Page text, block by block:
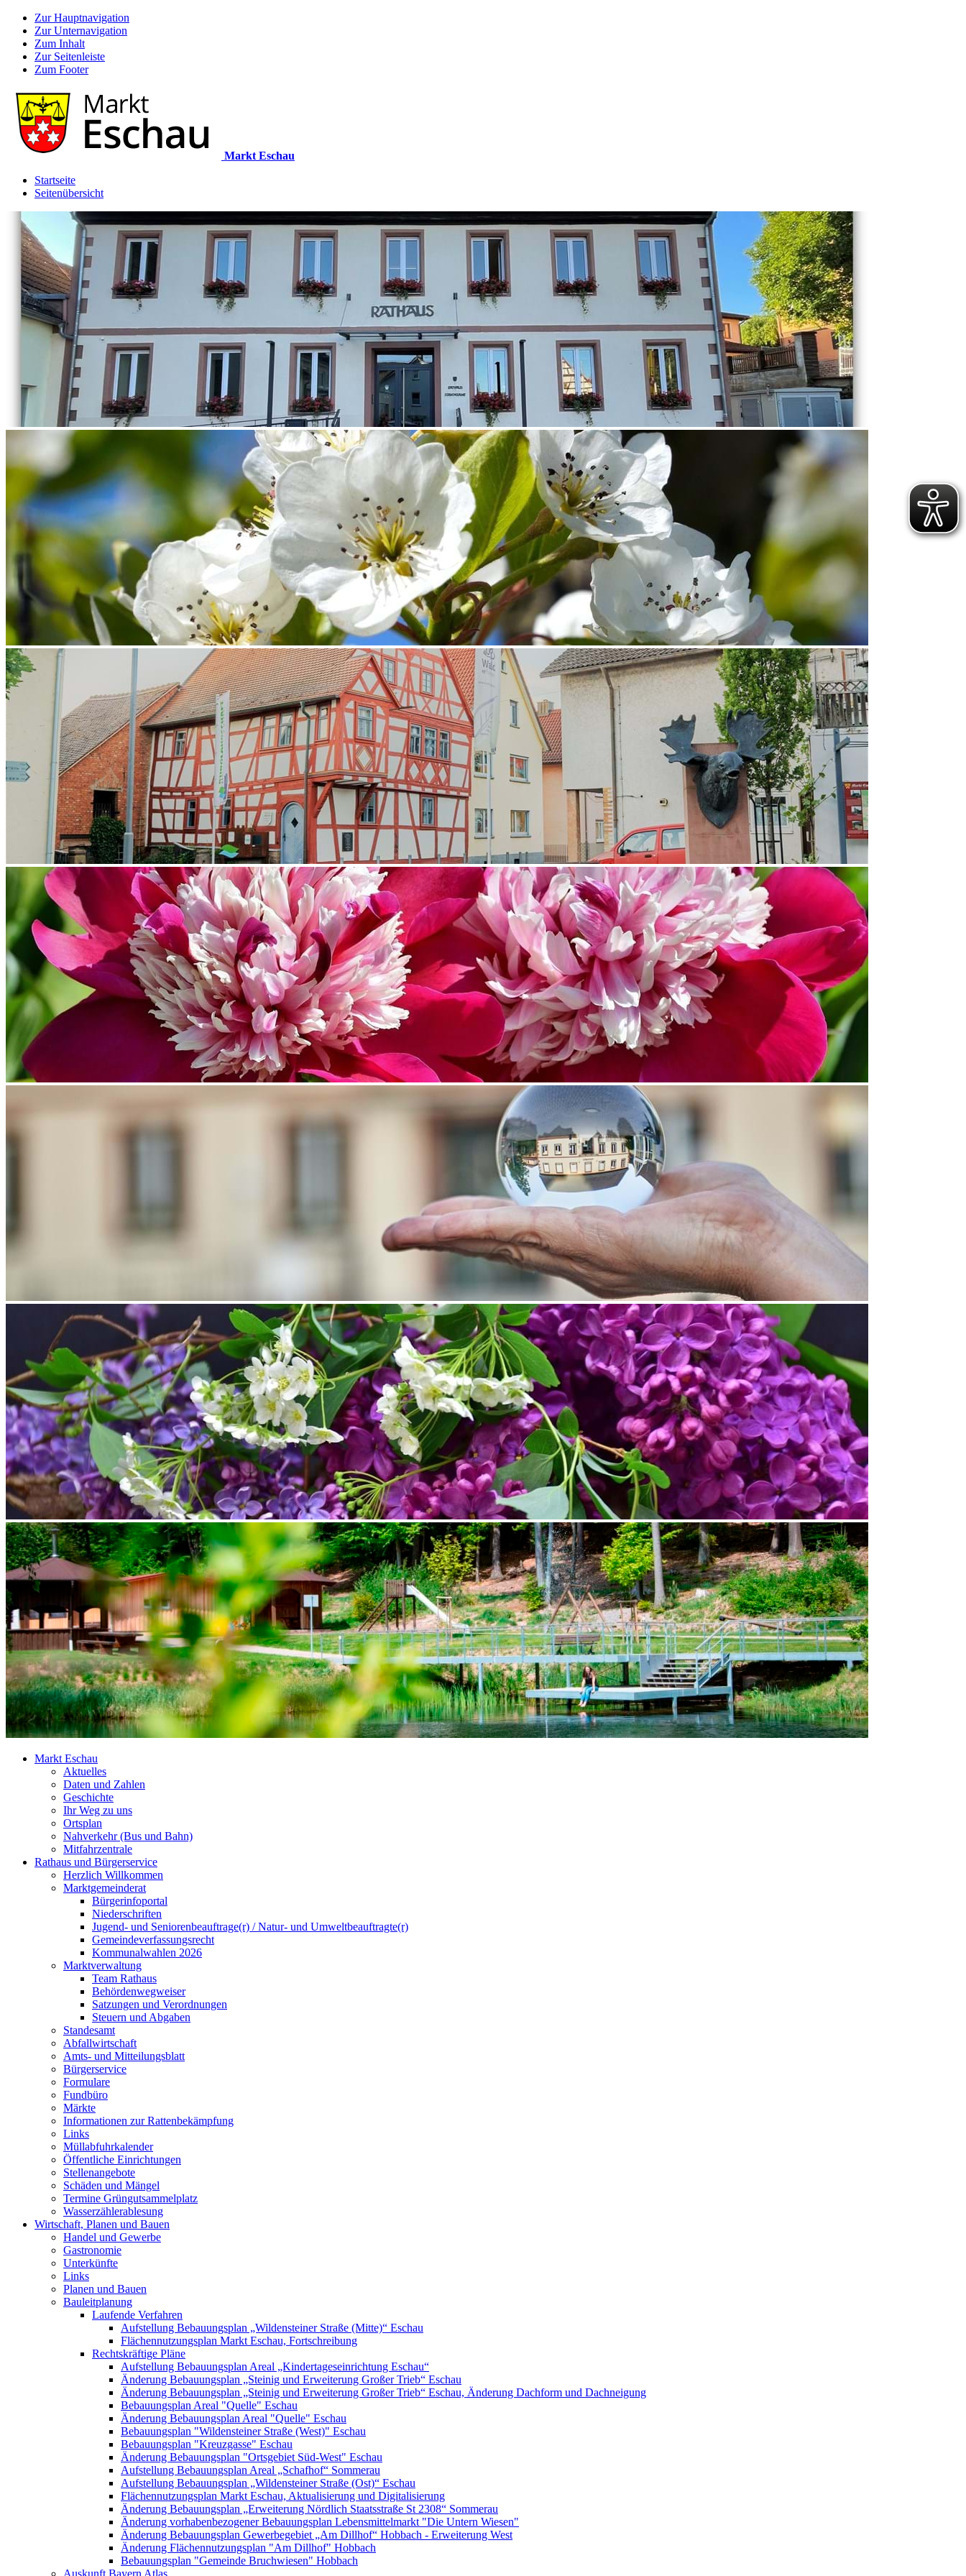
Zur Hauptnavigation
Zur Unternavigation
Zum Inhalt
Zur Seitenleiste
Zum Footer
Markt Eschau
Startseite
Seitenübersicht
Markt Eschau
Aktuelles
Daten und Zahlen
Geschichte
Ihr Weg zu uns
Ortsplan
Nahverkehr (Bus und Bahn)
Mitfahrzentrale
Rathaus und Bürgerservice
Herzlich Willkommen
Marktgemeinderat
Bürgerinfoportal
Niederschriften
Jugend- und Seniorenbeauftrage(r) / Natur- und Umweltbeauftragte(r)
Gemeindeverfassungsrecht
Kommunalwahlen 2026
Marktverwaltung
Team Rathaus
Behördenwegweiser
Satzungen und Verordnungen
Steuern und Abgaben
Standesamt
Abfallwirtschaft
Amts- und Mitteilungsblatt
Bürgerservice
Formulare
Fundbüro
Märkte
Informationen zur Rattenbekämpfung
Links
Müllabfuhrkalender
Öffentliche Einrichtungen
Stellenangebote
Schäden und Mängel
Termine Grüngutsammelplatz
Wasserzählerablesung
Wirtschaft, Planen und Bauen
Handel und Gewerbe
Gastronomie
Unterkünfte
Links
Planen und Bauen
Bauleitplanung
Laufende Verfahren
Aufstellung Bebauungsplan „Wildensteiner Straße (Mitte)“ Eschau
Flächennutzungsplan Markt Eschau, Fortschreibung
Rechtskräftige Pläne
Aufstellung Bebauungsplan Areal „Kindertageseinrichtung Eschau“
Änderung Bebauungsplan „Steinig und Erweiterung Großer Trieb“ Eschau
Änderung Bebauungsplan „Steinig und Erweiterung Großer Trieb“ Eschau, Änderung Dachform und Dachneigung
Bebauungsplan Areal "Quelle" Eschau
Änderung Bebauungsplan Areal "Quelle" Eschau
Bebauungsplan "Wildensteiner Straße (West)" Eschau
Bebauungsplan "Kreuzgasse" Eschau
Änderung Bebauungsplan "Ortsgebiet Süd-West" Eschau
Aufstellung Bebauungsplan Areal „Schafhof“ Sommerau
Aufstellung Bebauungsplan „Wildensteiner Straße (Ost)“ Eschau
Flächennutzungsplan Markt Eschau, Aktualisierung und Digitalisierung
Änderung Bebauungsplan „Erweiterung Nördlich Staatsstraße St 2308“ Sommerau
Änderung vorhabenbezogener Bebauungsplan Lebensmittelmarkt "Die Untern Wiesen"
Änderung Bebauungsplan Gewerbegebiet „Am Dillhof“ Hobbach - Erweiterung West
Änderung Flächennutzungsplan "Am Dillhof" Hobbach
Bebauungsplan "Gemeinde Bruchwiesen" Hobbach
Auskunft Bayern Atlas